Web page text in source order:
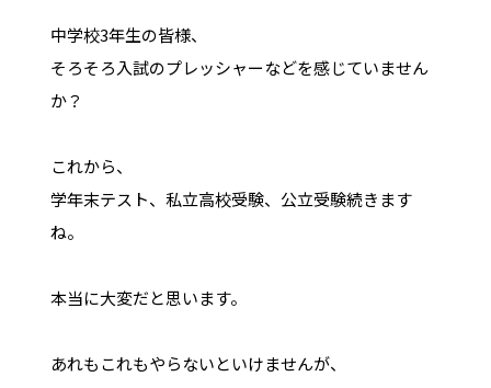
中学校3年生の皆様、
そろそろ入試のプレッシャーなどを感じていません
か？
これから、
学年末テスト、私立高校受験、公立受験続きます
ね。
本当に大変だと思います。
あれもこれもやらないといけませんが、